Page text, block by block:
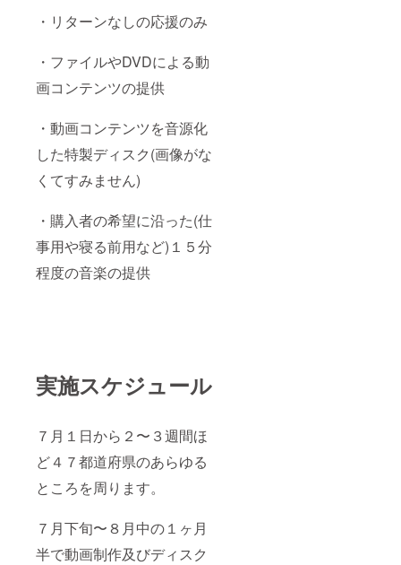
・リターンなしの応援のみ
・ファイルやDVDによる動
画コンテンツの提供
・動画コンテンツを音源化
した特製ディスク(画像がな
くてすみません)
・購入者の希望に沿った(仕
事用や寝る前用など)１５分
程度の音楽の提供
実施スケジュール
７月１日から２〜３週間ほ
ど４７都道府県のあらゆる
ところを周ります。
７月下旬〜８月中の１ヶ月
半で動画制作及びディスク